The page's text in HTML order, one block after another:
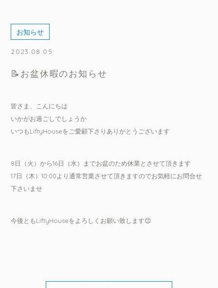
お知らせ
2023.08.05
📝お盆休暇のお知らせ
皆さま、こんにちは
いかがお過ごしでしょうか
いつもLiftyHouseをご愛顧下さりありがとうございます
8日（火）から16日（水）までお盆のため休業とさせて頂きます
17日（木）10:00より通常営業させて頂きますのでお気軽にお問合せ
下さいませ
今後ともLiftyHouseをよろしくお願い致します😊